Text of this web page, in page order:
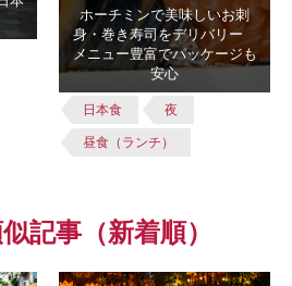
ホーチミンで美味しいお刺
身・巻き寿司をデリバリー
メニュー豊富でパッケージも
安心
日本食 夜
昼食（ランチ）
記事（新着順）